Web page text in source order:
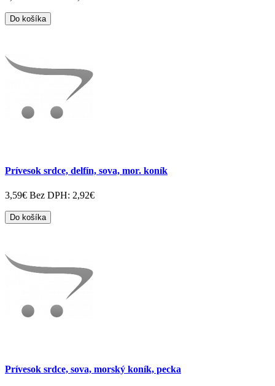
Do košíka
Prívesok srdce, delfín, sova, mor. koník
3,59€ Bez DPH: 2,92€
Do košíka
Prívesok srdce, sova, morský koník, pecka